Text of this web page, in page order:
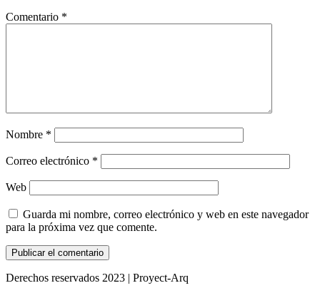
Comentario *
Nombre *
Correo electrónico *
Web
Guarda mi nombre, correo electrónico y web en este navegador
para la próxima vez que comente.
Derechos reservados 2023 | Proyect-Arq